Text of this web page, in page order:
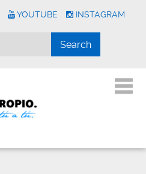
YOUTUBE INSTAGRAM